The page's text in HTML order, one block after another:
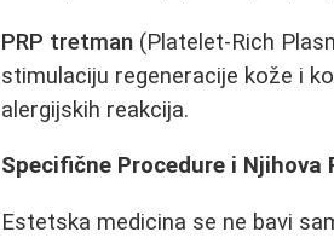
PRP tretman (Platelet-Rich
stimulaciju regeneracije kože i
alergijskih reakcija.
Specifične Procedure i Njihova
Estetska medicina se ne bavi